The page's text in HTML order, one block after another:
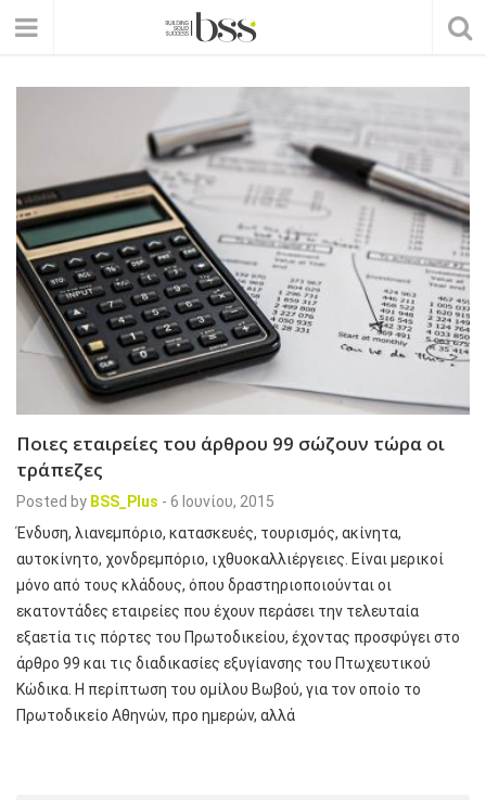
Ποιες εταιρείες του άρθρου 99 σώζουν τώρα οι
τράπεζες
Posted by BSS_Plus - 6 Ιουνίου, 2015
Ένδυση, λιανεμπόριο, κατασκευές, τουρισμός, ακίνητα,
αυτοκίνητο, χονδρεμπόριο, ιχθυοκαλλιέργειες. Είναι μερικοί
μόνο από τους κλάδους, όπου δραστηριοποιούνται οι
εκατοντάδες εταιρείες που έχουν περάσει την τελευταία
εξαετία τις πόρτες του Πρωτοδικείου, έχοντας προσφύγει στο
άρθρο 99 και τις διαδικασίες εξυγίανσης του Πτωχευτικού
Κώδικα. Η περίπτωση του ομίλου Βωβού, για τον οποίο το
Πρωτοδικείο Αθηνών, προ ημερών, αλλά